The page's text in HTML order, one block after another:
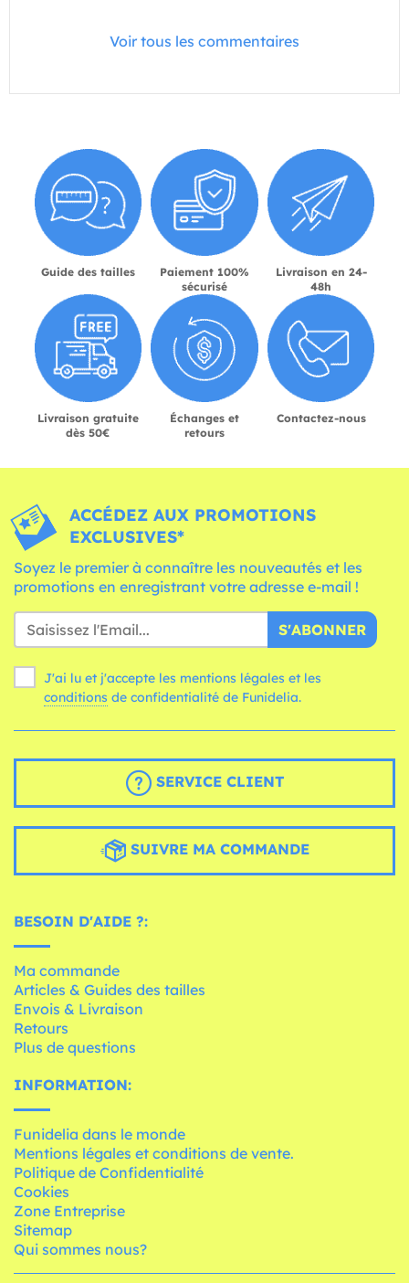
Voir tous les commentaires
Guide des tailles
Paiement 100%
sécurisé
Livraison en 24-
48h
Livraison gratuite
dès 50€
Échanges et
retours
Contactez-nous
ACCÉDEZ AUX PROMOTIONS
EXCLUSIVES*
Soyez le premier à connaître les nouveautés et les
promotions en enregistrant votre adresse e-mail !
S'ABONNER
J'ai lu et j'accepte les mentions légales et les
conditions de confidentialité de Funidelia.
SERVICE CLIENT
SUIVRE MA COMMANDE
BESOIN D'AIDE ?:
Ma commande
Articles & Guides des tailles
Envois & Livraison
Retours
Plus de questions
INFORMATION:
Funidelia dans le monde
Mentions légales et conditions de vente.
Politique de Confidentialité
Cookies
Zone Entreprise
Sitemap
Qui sommes nous?